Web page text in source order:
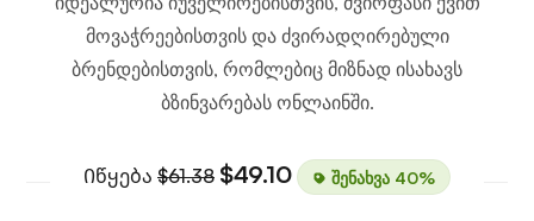
მოვაჭრეებისთვის და ძვირადღირებული
ბრენდებისთვის, რომლებიც მიზნად ისახავს
ბზინვარებას ონლაინში.
Იწყება $61.38 $49.10 შენახვა 40%